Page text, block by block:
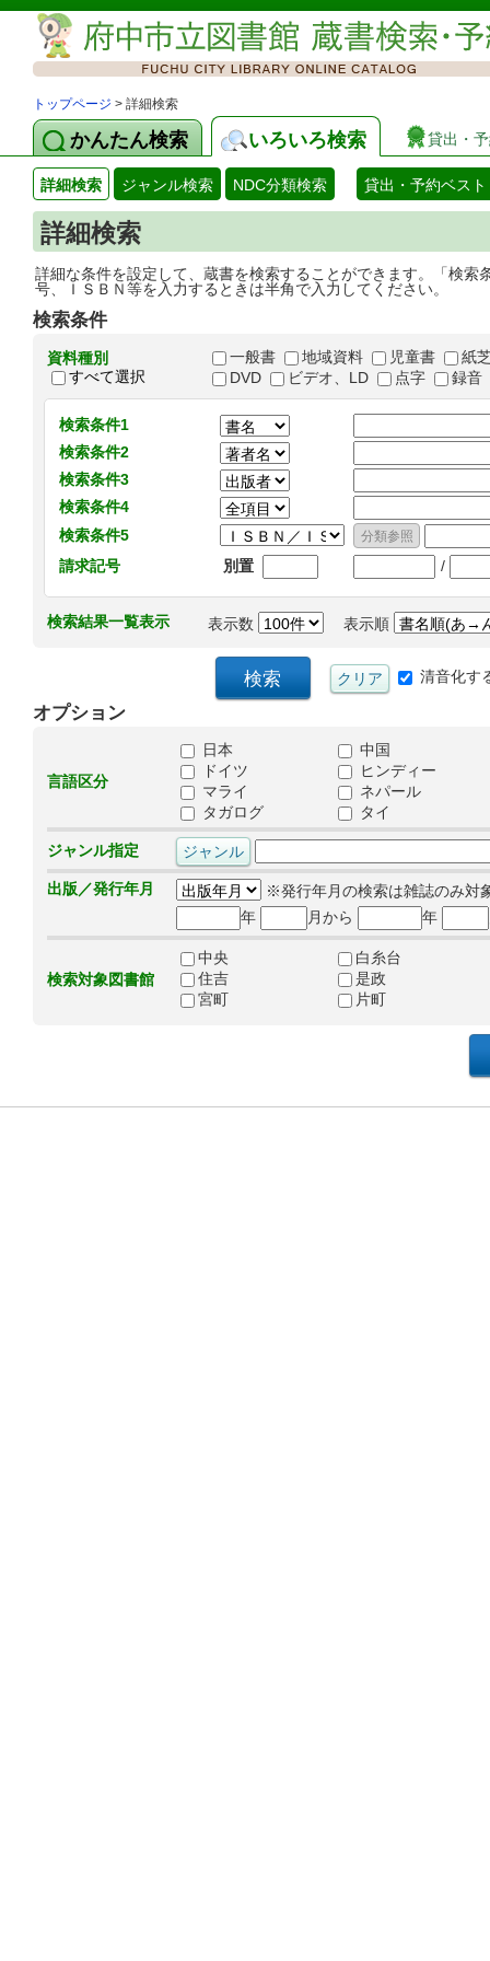
トップページ > 詳細検索
かんたん検索 いろいろ検索 貸出・
詳細検索 ジャンル検索 NDC分類検索 貸出・予約ベスト
詳細検索
詳細な条件を設定して、蔵書を検索することができます。「検
号、ＩＳＢＮ等を入力するときは半角で入力してください。
検索条件
資料種別
すべて選択
一般書 地域資料 児童書
紙
DVD
ビデオ、LD 点字 録音
検索条件1
検索条件2
検索条件3
検索条件4
検索条件5
請求記号
別置 /
検索結果一覧表示 表示数 表示順
清音化す
オプション
言語区分
日本
中国
ドイツ
ヒンディー
マライ
ネパール
タガログ
タイ
ジャンル指定
出版／発行年月
※発行年月の検索は雑誌のみ対
年
月から 年
検索対象図書館
中央
白糸台
住吉
是政
宮町
片町